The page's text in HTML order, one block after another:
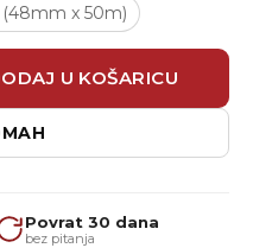
x 50m)
Paket 3 role količina
U KOŠARICU
Povrat 30 dana
bez pitanja